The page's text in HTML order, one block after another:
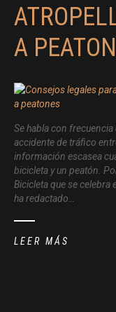
A
Se habla con
accidente de tráfico
información escasea
bicicleta y un peatón.
Bicicleta que se celebra
ha redactado…
LEER MÁS